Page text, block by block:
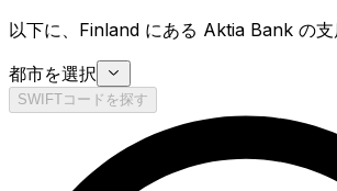
以下に、Finland にある Aktia Bank の支
都市を選択
SWIFTコードを探す